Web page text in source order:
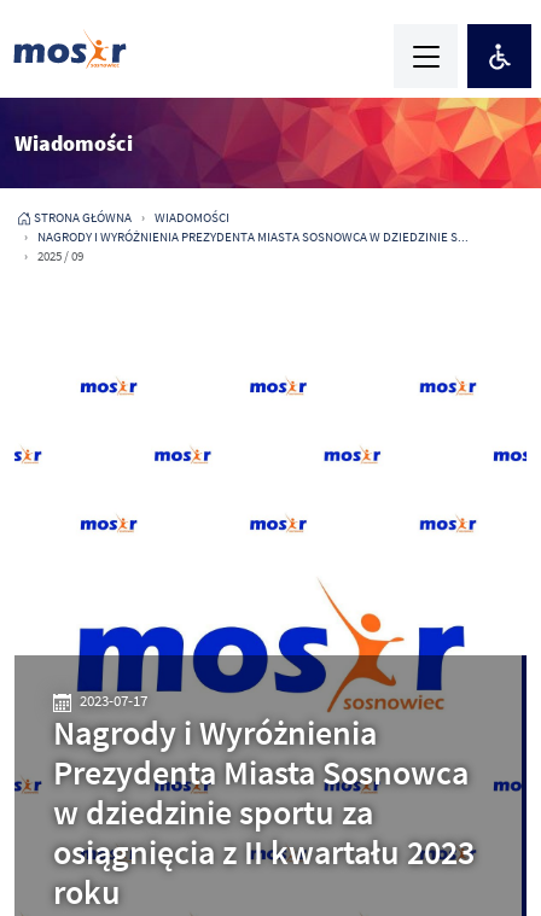
Wiadomości
STRONA GŁÓWNA
WIADOMOŚCI
NAGRODY I WYRÓŻNIENIA PREZYDENTA MIASTA SOSNOWCA W DZIEDZINIE S...
2025 / 09
2023-07-17
Nagrody i Wyróżnienia
Prezydenta Miasta Sosnowca
w dziedzinie sportu za
osiągnięcia z II kwartału 2023
roku